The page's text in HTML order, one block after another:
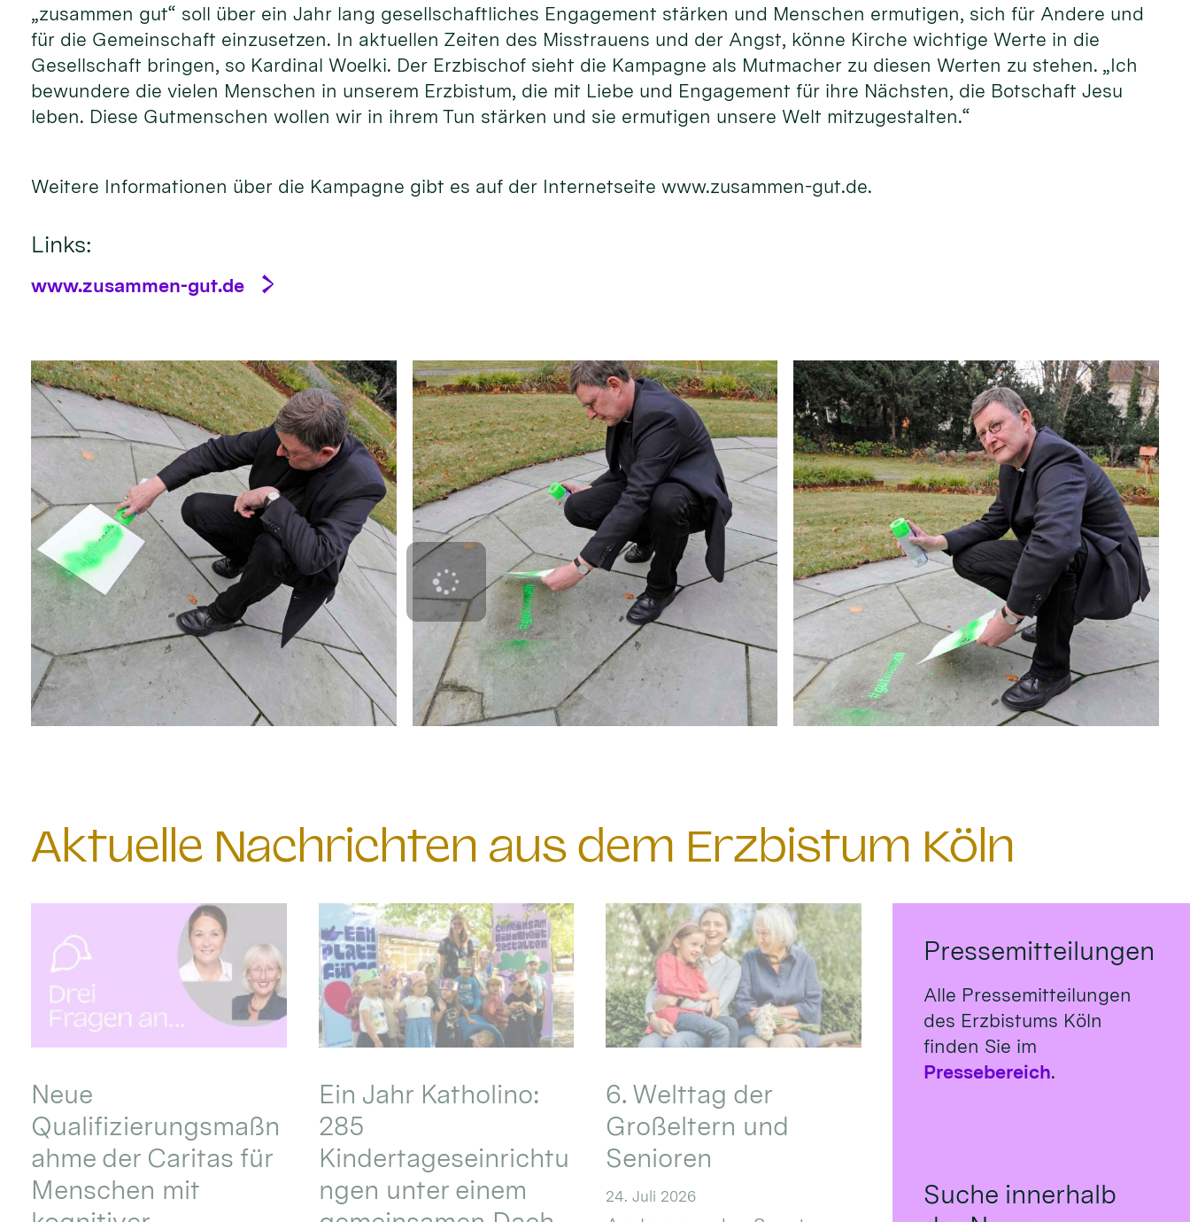
„zusammen gut“ soll über ein Jahr lang gesellschaftliches Engagement stärken und Menschen ermutigen, sich für Andere und
für die Gemeinschaft einzusetzen. In aktuellen Zeiten des Misstrauens und der Angst, könne Kirche wichtige Werte in die
Gesellschaft bringen, so Kardinal Woelki. Der Erzbischof sieht die Kampagne als Mutmacher zu diesen Werten zu stehen. „Ich
bewundere die vielen Menschen in unserem Erzbistum, die mit Liebe und Engagement für ihre Nächsten, die Botschaft Jesu
leben. Diese Gutmenschen wollen wir in ihrem Tun stärken und sie ermutigen unsere Welt mitzugestalten.“
Weitere Informationen über die Kampagne gibt es auf der Internetseite www.zusammen-gut.de.
Links:
www.zusammen-gut.de
Aktuelle Nachrichten aus dem Erzbistum Köln
Neue
Qualifizierungsmaßn
ahme der Caritas für
Menschen mit
Ein Jahr Katholino:
285
Kindertageseinrichtu
ngen unter einem
6. Welttag der
Großeltern und
Senioren
24. Juli 2026
Pressemitteilungen
Alle Pressemitteilungen
des Erzbistums Köln
finden Sie im
Pressebereich.
Suche innerhalb